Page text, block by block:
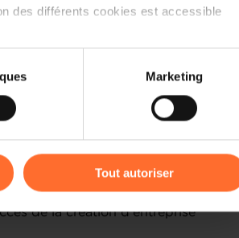
des différents cookies est accessible
de vidéos, partage sur les réseaux
du site) peuvent être affectées en
Marketing
Tout autoriser
de votre environnement
les dispositifs de soutien
d'entreprise
terrain, les obstacles à
l’étape de la construction de
de la création d'entreprise